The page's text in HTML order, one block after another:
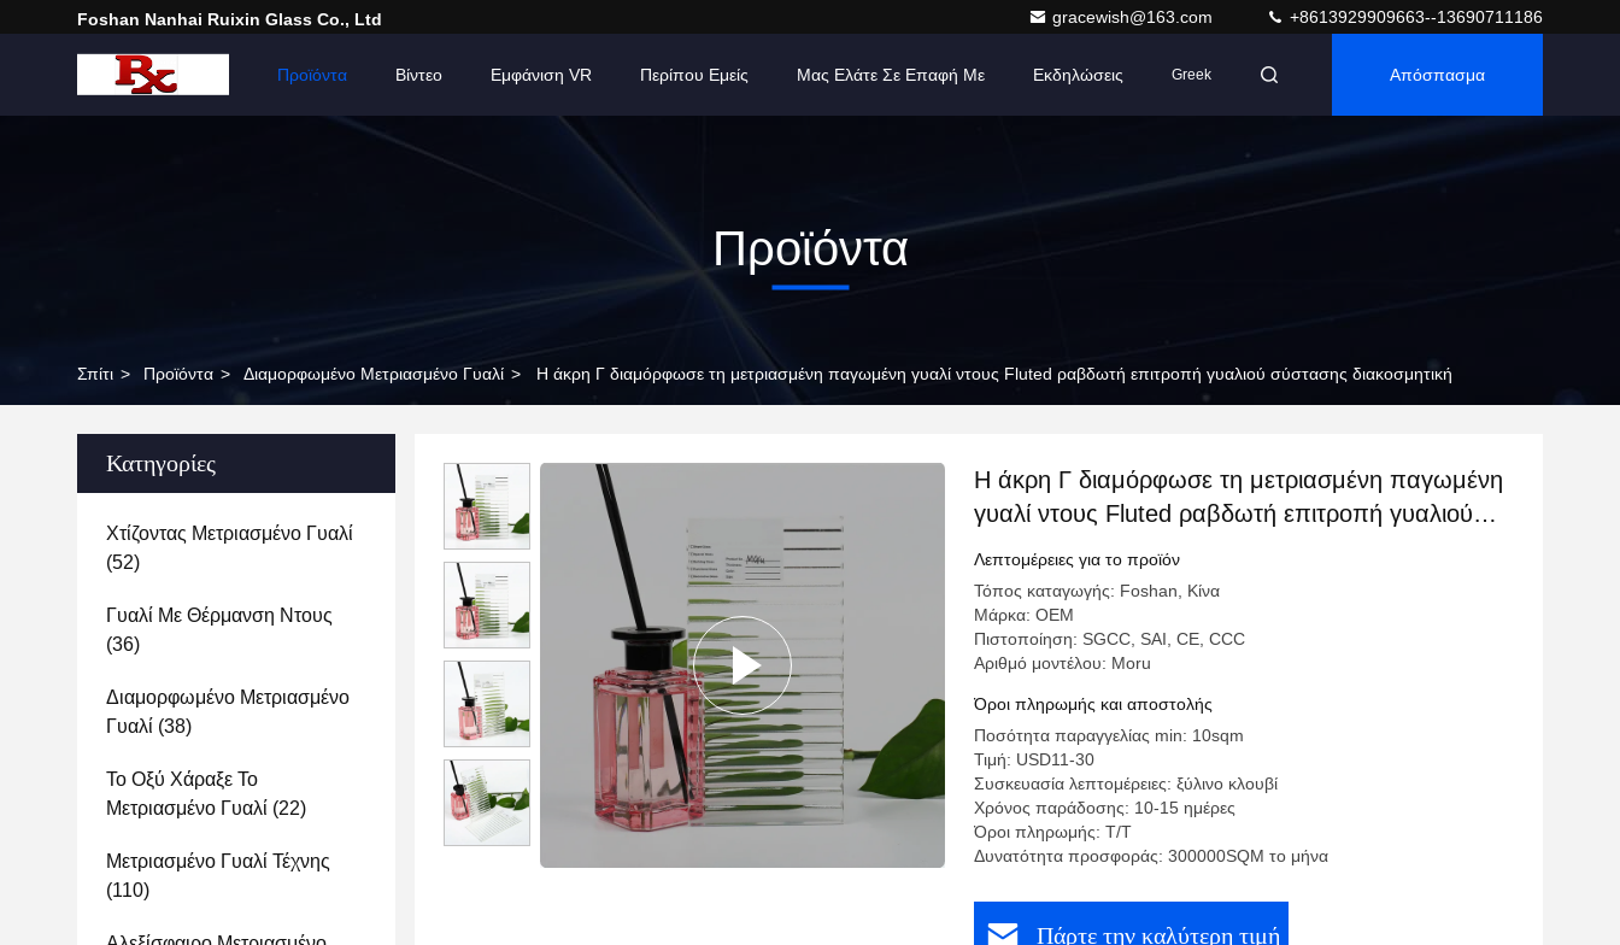
Foshan Nanhai Ruixin Glass Co., Ltd gracewish@163.com +8613929909663--13690711186
Προϊόντα Βίντεο Εμφάνιση VR Περίπου Εμείς Μας Ελάτε Σε Επαφή Με Εκδηλώσεις Greek Απόσπασμα
Προϊόντα
Σπίτι > Προϊόντα > Διαμορφωμένο Μετριασμένο Γυαλί > Η άκρη Γ διαμόρφωσε τη μετριασμένη παγωμένη γυαλί ντους Fluted ραβδωτή επιτροπή γυαλιού σύστασης διακοσμητική
Κατηγορίες
Χτίζοντας Μετριασμένο Γυαλί
(52)
Γυαλί Με Θέρμανση Ντους
(36)
Διαμορφωμένο Μετριασμένο
Γυαλί (38)
Το Οξύ Χάραξε Το
Μετριασμένο Γυαλί (22)
Μετριασμένο Γυαλί Τέχνης
(110)
Η άκρη Γ διαμόρφωσε τη μετριασμένη παγωμένη
γυαλί ντους Fluted ραβδωτή επιτροπή γυαλιού
σύστασης διακοσμητική
Λεπτομέρειες για το προϊόν
Τόπος καταγωγής: Foshan, Κίνα
Μάρκα: OEM
Πιστοποίηση: SGCC, SAI, CE, CCC
Αριθμό μοντέλου: Moru
Όροι πληρωμής και αποστολής
Ποσότητα παραγγελίας min: 10sqm
Τιμή: USD11-30
Συσκευασία λεπτομέρειες: ξύλινο κλουβί
Χρόνος παράδοσης: 10-15 ημέρες
Όροι πληρωμής: Τ/Τ
Δυνατότητα προσφοράς: 300000SQM το μήνα
Πάρτε την καλύτερη τιμή